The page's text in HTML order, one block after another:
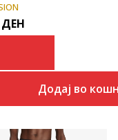
ДЕН
Додај во